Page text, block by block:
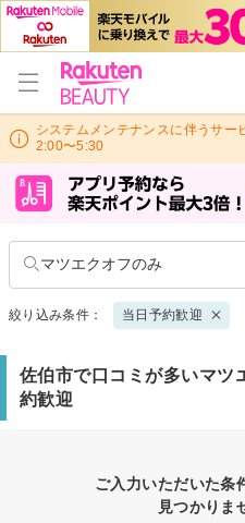
システムメンテナンスに伴うサ
2:00〜5:30
マツエクオフのみ
絞り込み条件： 当日予約歓迎
佐伯市で口コミが多いマツ
約歓迎
ご入力いただいた条
見つかりま